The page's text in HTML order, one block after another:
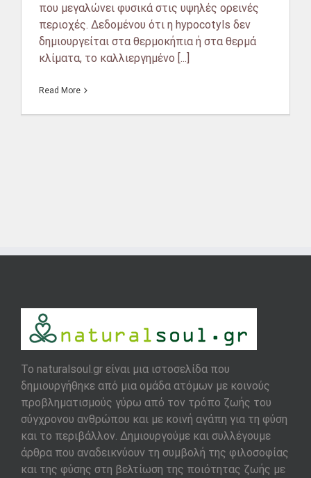
που μεγαλώνει φυσικά στις υψηλές ορεινές
περιοχές. Δεδομένου ότι η hypocotyls δεν
δημιουργείται στα θερμοκήπια ή στα θερμά
κλίματα, το καλλιεργημένο [...]
Read More
To naturalsoul.gr είναι μια ιστοσελίδα που
δημιουργήθηκε από μια ομάδα ατόμων με κοινούς
προβληματισμούς γύρω από τον τρόπο ζωής του
σύγχρονου ανθρώπου και με κοινή αγάπη για τη φύση
και το περιβάλλον. Δημιουργούμε και συλλέγουμε
άρθρα που αναδεικνύουν τη συμβολή της φιλοσοφίας
και της φύσης στη βελτίωση της ποιότητας ζωής με